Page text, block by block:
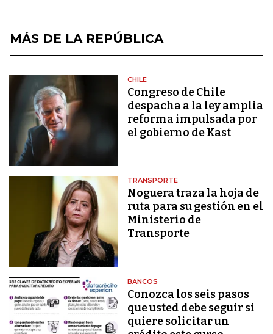
MÁS DE LA REPÚBLICA
CHILE
Congreso de Chile
despacha a la ley amplia
reforma impulsada por
el gobierno de Kast
TRANSPORTE
Noguera traza la hoja de
ruta para su gestión en el
Ministerio de
Transporte
BANCOS
Conozca los seis pasos
que usted debe seguir si
quiere solicitar un